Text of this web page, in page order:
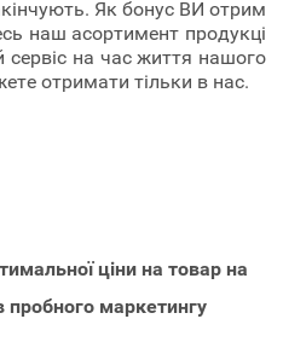
Як бонус ВИ отрим
наш асортимент продукці
сервіс на час життя нашого
отримати тільки в нас.
ціни на товар на
пробного маркетингу